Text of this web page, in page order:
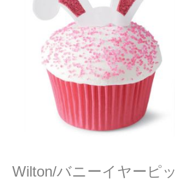
Wilton/バニーイヤーピッ